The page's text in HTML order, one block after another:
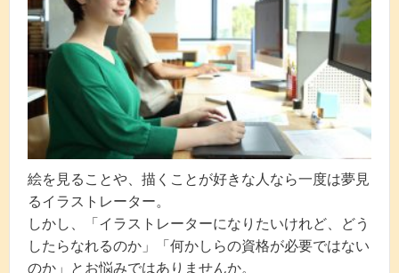
絵を見ることや、描くことが好きな人なら一度は夢見
るイラストレーター。
しかし、「イラストレーターになりたいけれど、どう
したらなれるのか」「何かしらの資格が必要ではない
のか」とお悩みではありませんか。